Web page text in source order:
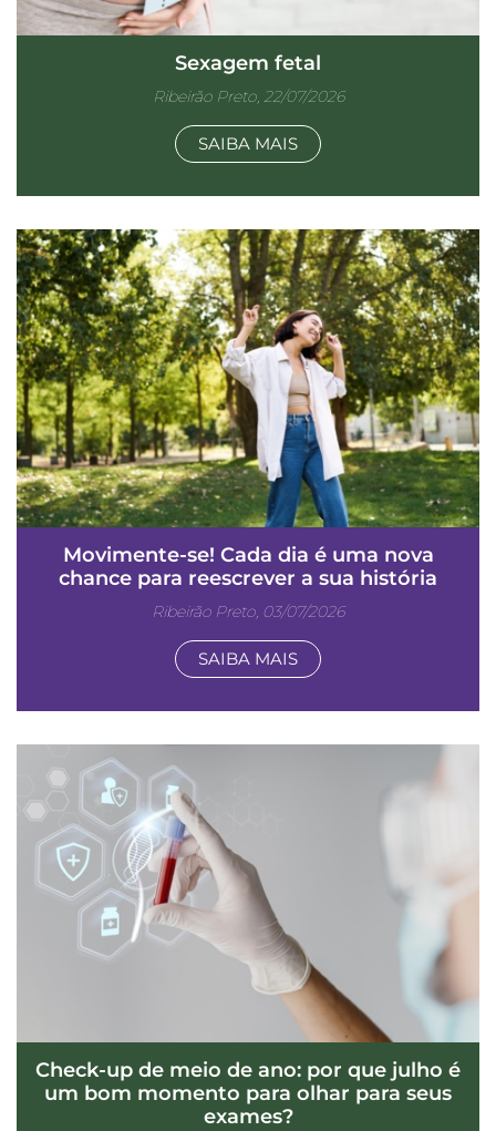
Sexagem fetal
Ribeirão Preto, 22/07/2026
SAIBA MAIS
Movimente-se! Cada dia é uma nova
chance para reescrever a sua história
Ribeirão Preto, 03/07/2026
SAIBA MAIS
Check-up de meio de ano: por que julho é
um bom momento para olhar para seus
exames?